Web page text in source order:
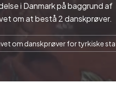
i Danmark på baggrund af
om at bestå 2 danskprøver.
om danskprøver for tyrkiske